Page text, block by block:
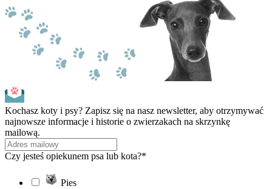
Kochasz koty i psy? Zapisz się na nasz newsletter, aby otrzymywać
najnowsze informacje i historie o zwierzakach na skrzynkę
mailową.
Czy jesteś opiekunem psa lub kota?*
Pies